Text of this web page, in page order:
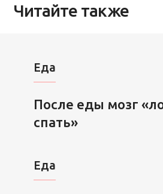
Читайте также
Еда
После еды мозг
спать»
Еда